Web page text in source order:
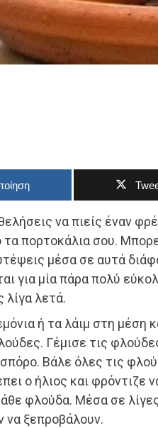
να πιείς έναν
πορτοκάλια σου.
μέσα σε αυτά
για μία πάρα πολύ
λίγα λετά.
ή τα λάιμ στη μέση
Γέμισε τις
Βάλε όλες τις
ο ήλιος και φρόντιζε
φλούδα. Μέσα σε
να ξεπροβάλουν.